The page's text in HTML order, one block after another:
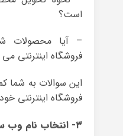
است؟
– آیا محصولات
فروشگاه اینترنتی
این سوالات به شما
فروشگاه اینترنتی خود
۳- انتخاب نام وب سایت و فروشگاه